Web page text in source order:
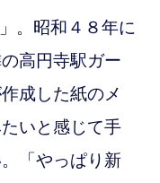
。昭和４８年に
高円寺駅ガー
成した紙のメ
いと感じて手
「やっぱり 新